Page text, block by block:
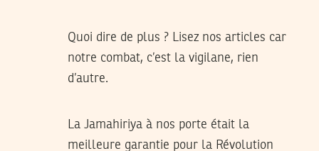
Quoi dire de plus ? Lisez nos articles car
notre combat, c’est la vigilane, rien
d’autre.
La Jamahiriya à nos porte était la
meilleure garantie pour la Révolution